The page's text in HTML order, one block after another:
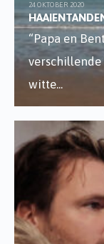
24 OKTOBER 2020
“Papa en
verschillende
witte...